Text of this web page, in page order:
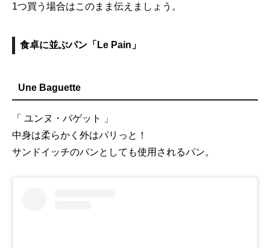
1つ買う場合はこのまま伝えましょう。
食卓に並ぶパン「Le Pain」
Une Baguette
「 ユンヌ・バゲット 」
中身は柔らかく外はパリっと！
サンドイッチのパンとしても使用されるパン。